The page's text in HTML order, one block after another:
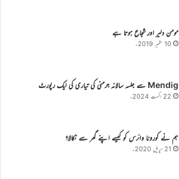
مومن دلیر اور شجاع ہوتا ہے
10 ستمبر 2019ء
Mendig سے جلسہ سالانہ جرمنی کی تیاری کی ایک رپورٹ
22 اگست 2024ء
ہم نے کورونا وائرس کو کیسے اپنے گھر سے نکالا؟
21 اپریل 2020ء